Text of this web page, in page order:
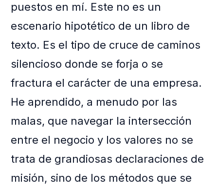
puestos en mí. Este no es un
escenario hipotético de un libro de
texto. Es el tipo de cruce de caminos
silencioso donde se forja o se
fractura el carácter de una empresa.
He aprendido, a menudo por las
malas, que navegar la intersección
entre el negocio y los valores no se
trata de grandiosas declaraciones de
misión, sino de los métodos que se